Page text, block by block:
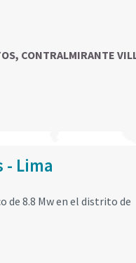
CONTRALMIRANTE
Lima
de 8.8 Mw en el distrito de